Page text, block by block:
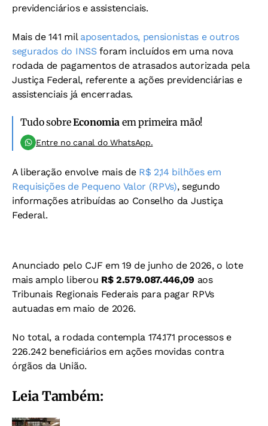
previdenciários e assistenciais.
Mais de 141 mil aposentados, pensionistas e outros
segurados do INSSforam incluídos em uma nova
rodada de pagamentos de atrasados autorizada pela
Justiça Federal, referente a ações previdenciárias e
assistenciais já encerradas.
Tudo sobreEconomiaem primeira mão!
Entre no canal do WhatsApp.
A liberação envolve mais deR$ 2,14 bilhões em
Requisições de Pequeno Valor (RPVs), segundo
informações atribuídas ao Conselho da Justiça
Federal.
Anunciado pelo CJF em 19 de junho de 2026, o lote
mais amplo liberou R$ 2.579.087.446,09 aos
Tribunais Regionais Federais para pagar RPVs
autuadas em maio de 2026.
No total, a rodada contempla 174.171 processos e
226.242 beneficiários em ações movidas contra
órgãos da União.
Leia Também: